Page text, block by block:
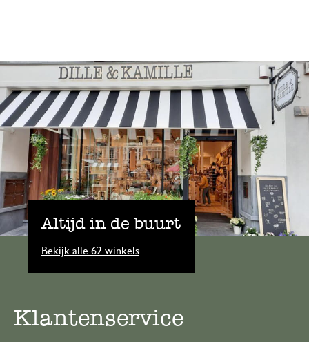
Altijd in de buurt
Bekijk alle 62 winkels
Klantenservice